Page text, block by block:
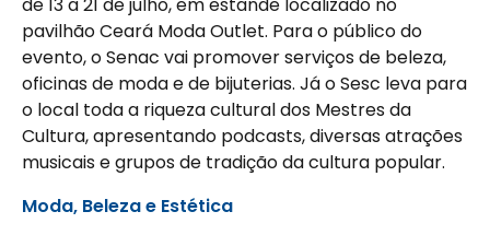
pavilhão Ceará Moda Outlet. Para o público do
evento, o Senac vai promover serviços de beleza,
oficinas de moda e de bijuterias. Já o Sesc leva para
o local toda a riqueza cultural dos Mestres da
Cultura, apresentando podcasts, diversas atrações
musicais e grupos de tradição da cultura popular.
Moda, Beleza e Estética